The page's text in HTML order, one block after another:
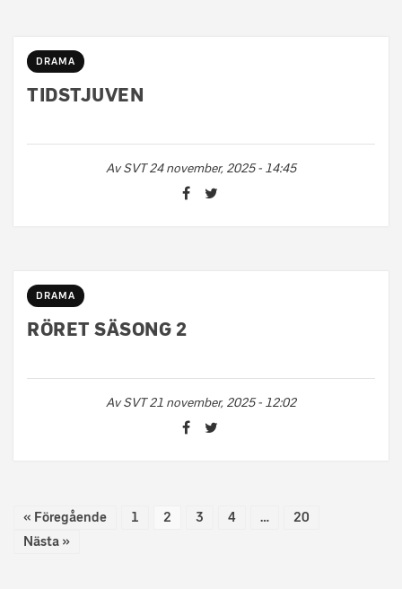
DRAMA
TIDSTJUVEN
AvSVT 24 november, 2025 - 14:45
DRAMA
RÖRET SÄSONG 2
AvSVT 21 november, 2025 - 12:02
« Föregående 1 2 3 4 …
20
Nästa »